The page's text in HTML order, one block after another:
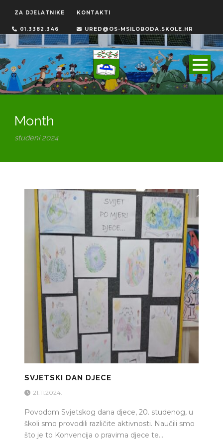
ZA DJELATNIKE KONTAKTI
01.3382.346 URED@OS-MSILOBODA.SKOLE.HR
Month
studeni 2024
SVJETSKI DAN DJECE
21.11.2024.
Povodom Svjetskog dana djece, 20. studenog, u
školi smo provodili različite aktivnosti. Naučili smo
što je to Konvencija o pravima djece te...